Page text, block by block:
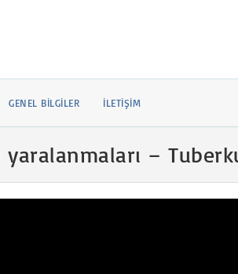
GENEL BILGILER İLETIŞIM
–